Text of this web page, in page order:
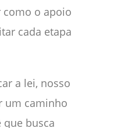
o apoio
cada etapa
a lei, nosso
um caminho
que busca